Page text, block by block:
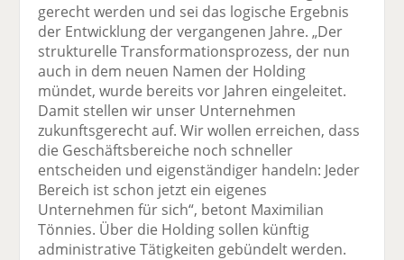
gerecht werden und sei das logische Ergebnis
der Entwicklung der vergangenen Jahre. „Der
strukturelle Transformationsprozess, der nun
auch in dem neuen Namen der Holding
mündet, wurde bereits vor Jahren eingeleitet.
Damit stellen wir unser Unternehmen
zukunftsgerecht auf. Wir wollen erreichen, dass
die Geschäftsbereiche noch schneller
entscheiden und eigenständiger handeln: Jeder
Bereich ist schon jetzt ein eigenes
Unternehmen für sich“, betont Maximilian
Tönnies. Über die Holding sollen künftig
administrative Tätigkeiten gebündelt werden.